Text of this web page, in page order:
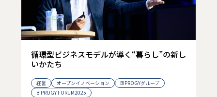
循環型ビジネスモデルが導く“暮らし”の新し
いかたち
経営 オープンイノベーション
BIPROGYグループ
BIPROGY FORUM2025